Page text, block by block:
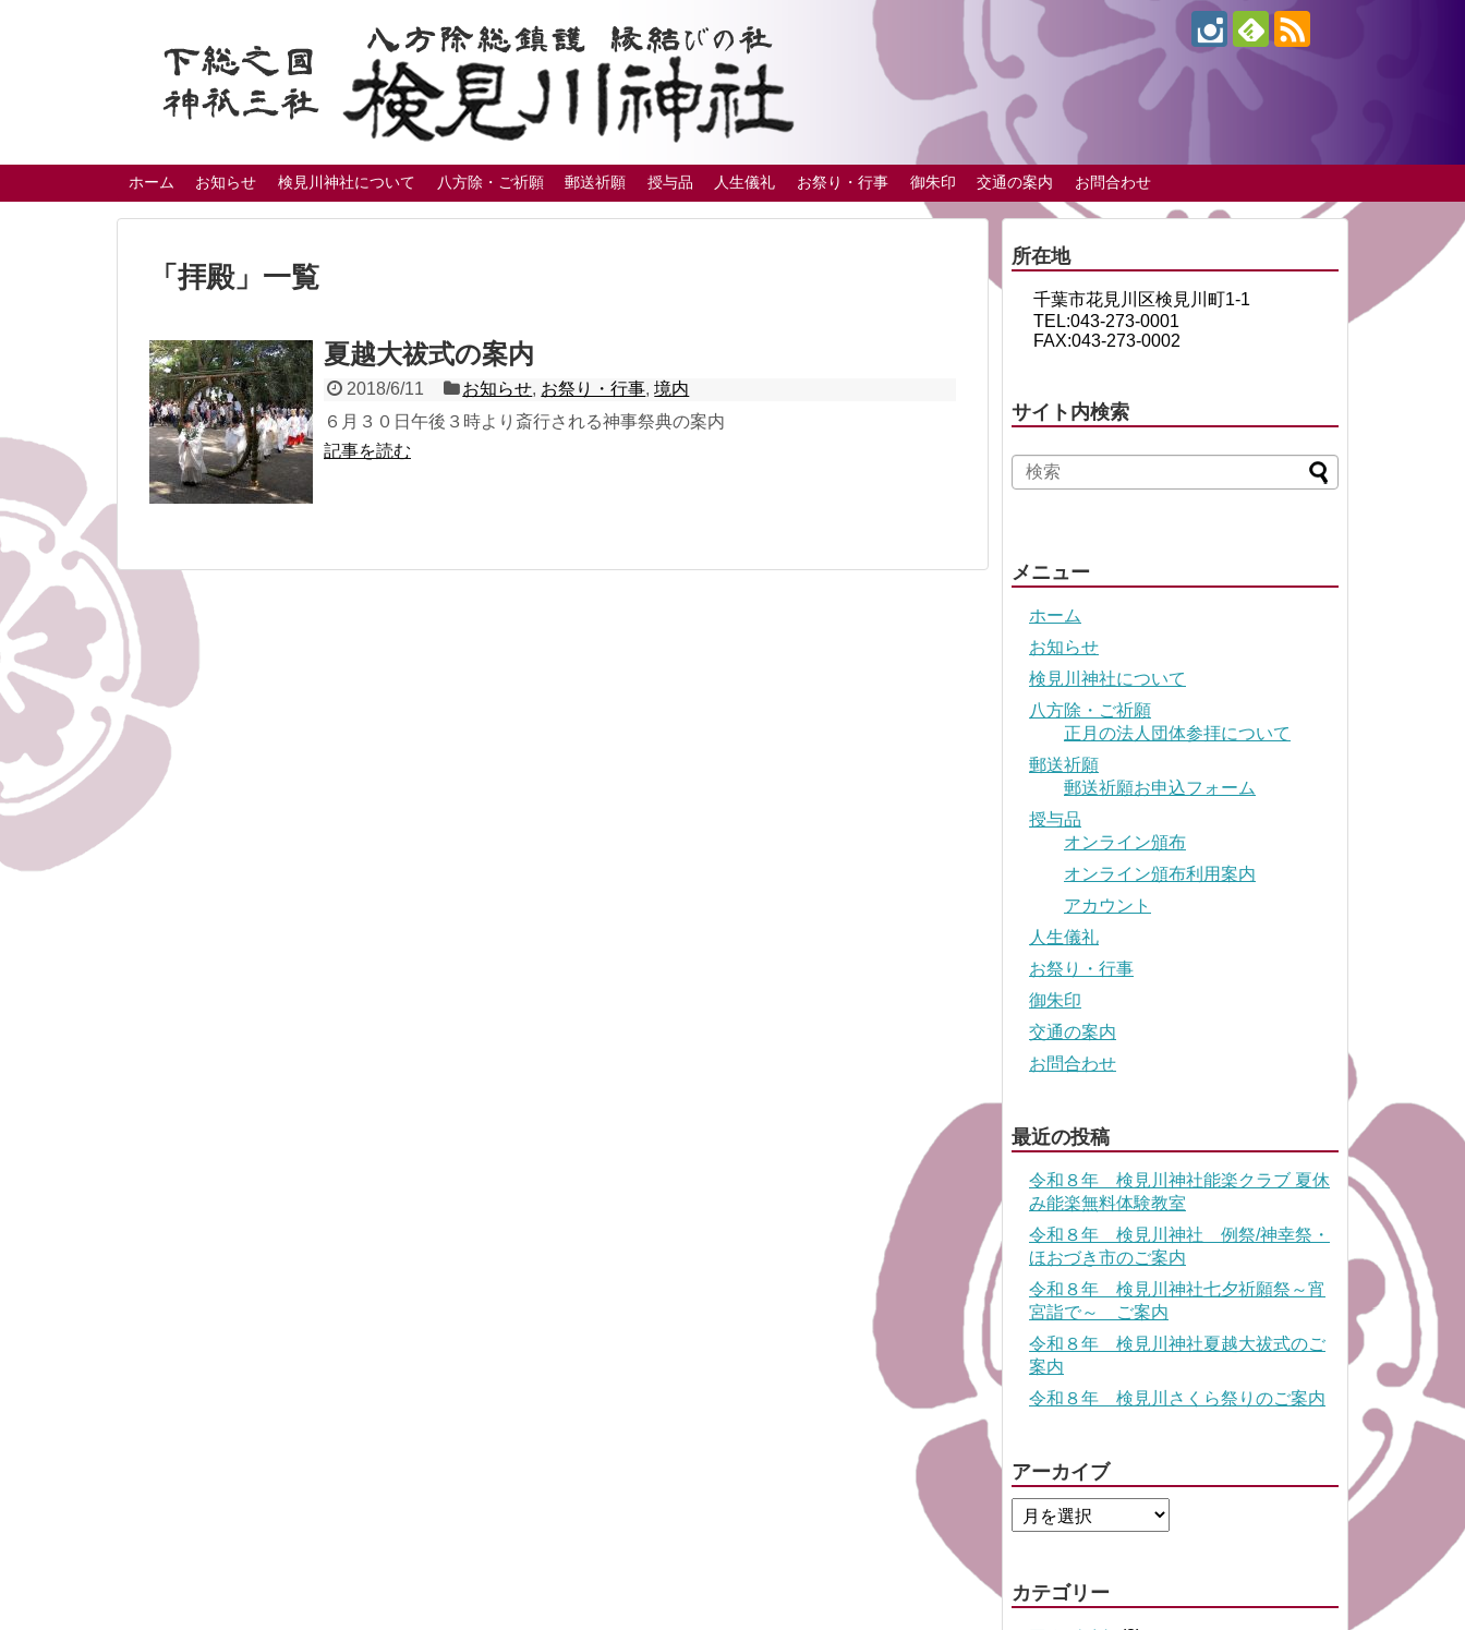
ホーム お知らせ 検見川神社について 八方除・ご祈願 郵送祈願 授与品 人生儀礼 お祭り・行事 御朱印 交通の案内 お問合わせ
「 拝殿」 一覧
夏越大祓式の案内
2018/6/11 お知らせ, お祭り・行事,境内
６月３０日午後３時より斎行される神事祭典の案内
記事を読む
所在地
千葉市花見川区検見川町1-1
TEL:043-273-0001
FAX:043-273-0002
サイト内検索
メニュー
ホーム
お知らせ
検見川神社について
八方除・ご祈願
正月の法人団体参拝について
郵送祈願
郵送祈願お申込フォーム
授与品
オンライン頒布
オンライン頒布利用案内
アカウント
人生儀礼
お祭り・行事
御朱印
交通の案内
お問合わせ
最近の投稿
令和８年 検見川神社能楽クラブ 夏休
み能楽無料体験教室
令和８年 検見川神社 例祭/神幸祭・
ほおづき市のご案内
令和８年 検見川神社七夕祈願祭～宵
宮詣で～ ご案内
令和８年 検見川神社夏越大祓式のご
案内
令和８年 検見川さくら祭りのご案内
アーカイブ
カテゴリー